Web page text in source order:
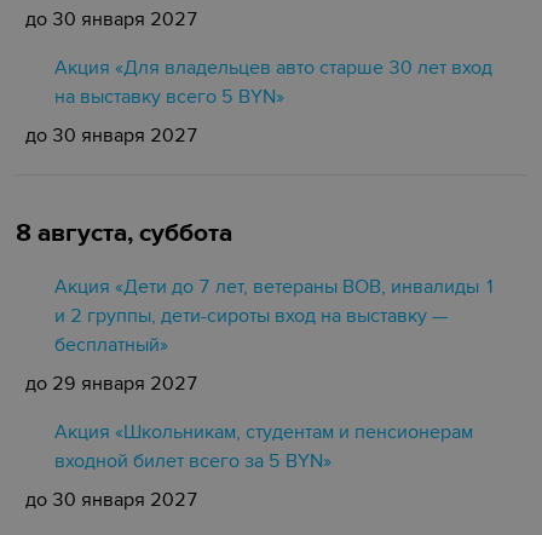
до 30 января 2027
Акция «Для владельцев авто старше 30 лет вход
на выставку всего 5 BYN»
до 30 января 2027
8 августа, суббота
Акция «Дети до 7 лет, ветераны ВОВ, инвалиды 1
и 2 группы, дети-сироты вход на выставку —
бесплатный»
до 29 января 2027
Акция «Школьникам, студентам и пенсионерам
входной билет всего за 5 BYN»
до 30 января 2027